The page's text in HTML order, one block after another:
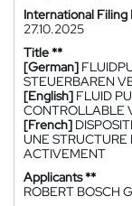
International Filing
27.10.2025
Title **
[German]
STEUERBAREN
[English] FLUID
CONTROLLABLE
[French]
UNE
ACTIVEMENT
Applicants **
ROBERT BOSCH